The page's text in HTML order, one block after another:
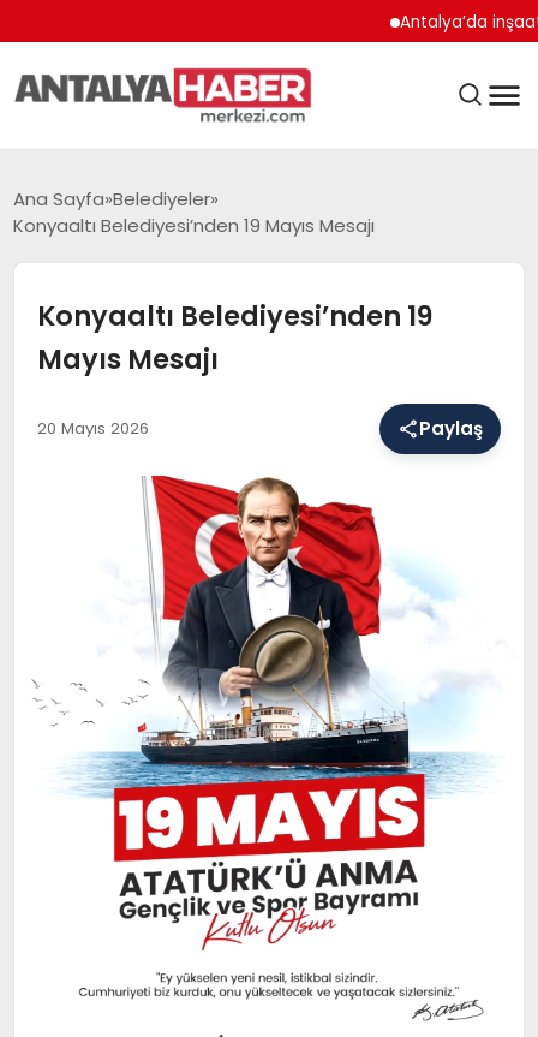
Antalya’da inşaat
ANASAYFA
BELEDIYELER
SAĞLIK
Ana Sayfa Belediyeler
Konyaaltı Belediyesi’nden 19 Mayıs Mesajı
Konyaaltı Belediyesi’nden 19
Mayıs Mesajı
20 Mayıs 2026 Paylaş